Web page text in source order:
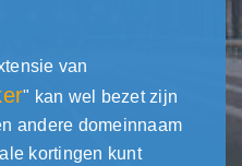
van
" kan wel bezet zijn
andere domeinnaam
kortingen kunt